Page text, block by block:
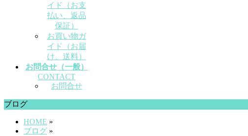
イド（お支
払い、返品
保証）
お買い物ガ
イド（お届
け、送料）
お問合せ（一般）
CONTACT
お問合せ
ブログ
HOME »
ブログ »